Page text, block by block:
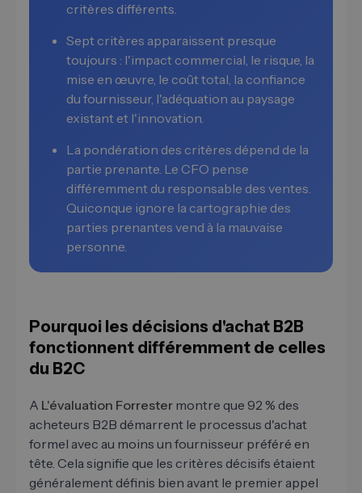
critères différents.
Sept critères apparaissent presque
toujours : l'impact commercial, le risque, la
mise en œuvre, le coût total, la confiance
du fournisseur, l'adéquation au paysage
existant et l'innovation.
La pondération des critères dépend de la
partie prenante. Le CFO pense
différemment du responsable des ventes.
Quiconque ignore la cartographie des
parties prenantes vend à la mauvaise
personne.
Pourquoi les décisions d'achat B2B
fonctionnent différemment de celles
du B2C
A L'évaluation Forrester montre que 92 % des
acheteurs B2B démarrent le processus d'achat
formel avec au moins un fournisseur préféré en
tête. Cela signifie que les critères décisifs étaient
généralement définis bien avant le premier appel